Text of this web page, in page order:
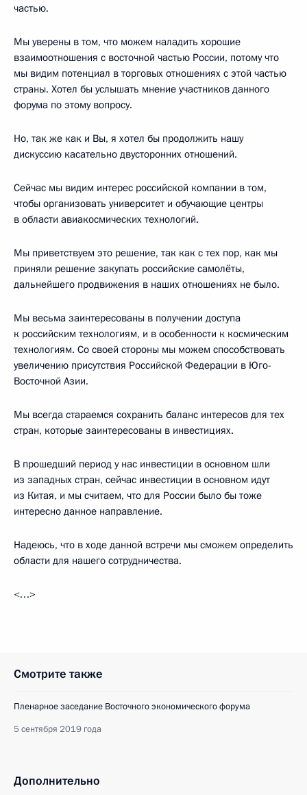
частью.
Мы уверены в том, что можем наладить хорошие
взаимоотношения с восточной частью России, потому что
мы видим потенциал в торговых отношениях с этой частью
страны. Хотел бы услышать мнение участников данного
форума по этому вопросу.
Но, так же как и Вы, я хотел бы продолжить нашу
дискуссию касательно двусторонних отношений.
Сейчас мы видим интерес российской компании в том,
чтобы организовать университет и обучающие центры
в области авиакосмических технологий.
Мы приветствуем это решение, так как с тех пор, как мы
приняли решение закупать российские самолёты,
дальнейшего продвижения в наших отношениях не было.
Мы весьма заинтересованы в получении доступа
к российским технологиям, и в особенности к космическим
технологиям. Со своей стороны мы можем способствовать
увеличению присутствия Российской Федерации в Юго-
Восточной Азии.
Мы всегда стараемся сохранить баланс интересов для тех
стран, которые заинтересованы в инвестициях.
В прошедший период у нас инвестиции в основном шли
из западных стран, сейчас инвестиции в основном идут
из Китая, и мы считаем, что для России было бы тоже
интересно данное направление.
Надеюсь, что в ходе данной встречи мы сможем определить
области для нашего сотрудничества.
<…>
Смотрите также
Пленарное заседание Восточного экономического форума
5 сентября 2019 года
Дополнительно